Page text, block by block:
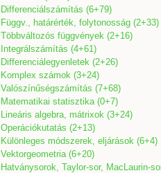
Differenciálszámítás (6+79)
Függv., határérték, folytonosság (2+33)
Többváltozós függvények (2+16)
Integrálszámítás (4+61)
Differenciálegyenletek (2+26)
Komplex számok (3+24)
Valószínűségszámítás (7+68)
Matematikai statisztika (0+7)
Lineáris algebra, mátrixok (3+24)
Operációkutatás (2+13)
Különleges módszerek, eljárások (6+4)
Vektorgeometria (6+20)
Hatványsorok, Taylor-sor, MacLaurin-